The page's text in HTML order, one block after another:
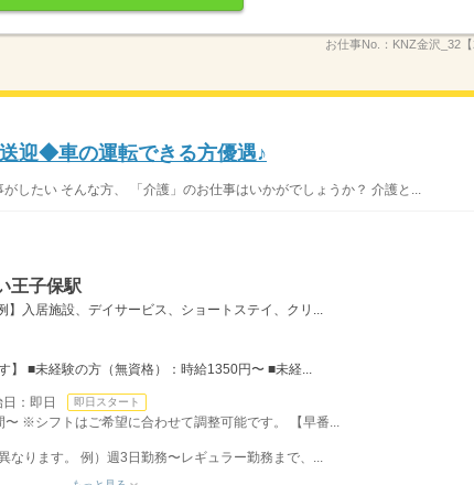
お仕事No.： KNZ金沢_32【
迎◆車の運転できる方優遇♪
したい そんな方、 「介護」のお仕事はいかがでしょうか？ 介護と...
王子保駅
】入居施設、デイサービス、ショートステイ、クリ...
】 ■未経験の方（無資格）：時給1350円〜 ■未経...
：即日 即日スタート
※シフトはご希望に合わせて調整可能です。 【早番...
ります。 例）週3日勤務〜レギュラー勤務まで、...